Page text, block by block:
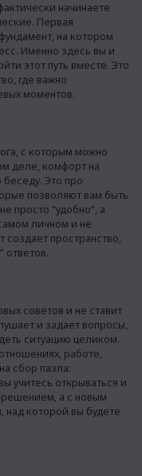
начинаете
Первая
на котором
Именно здесь вы и
этот путь вместе. Это
где важно
моментов.
с которым можно
деле, комфорт на
Это про
позволяют вам быть
просто “удобно”, а
личном и не
пространство,
ответов.
советов и не ставит
и задает вопросы,
ситуацию целиком.
работе,
сбор пазла:
учитесь открываться и
решением, а с новым
над которой вы будете